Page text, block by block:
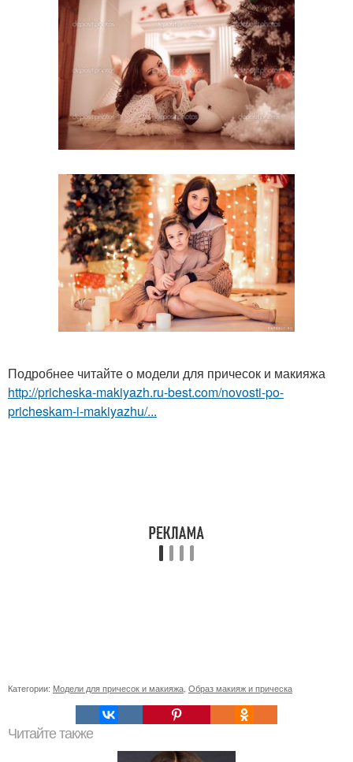
Подробнее читайте о модели для причесок и макияжа
http://pricheska-makiyazh.ru-best.com/novosti-po-
pricheskam-i-makiyazhu/...
Категории: Модели для причесок и макияжа Образ макияж и прическа
Читайте также